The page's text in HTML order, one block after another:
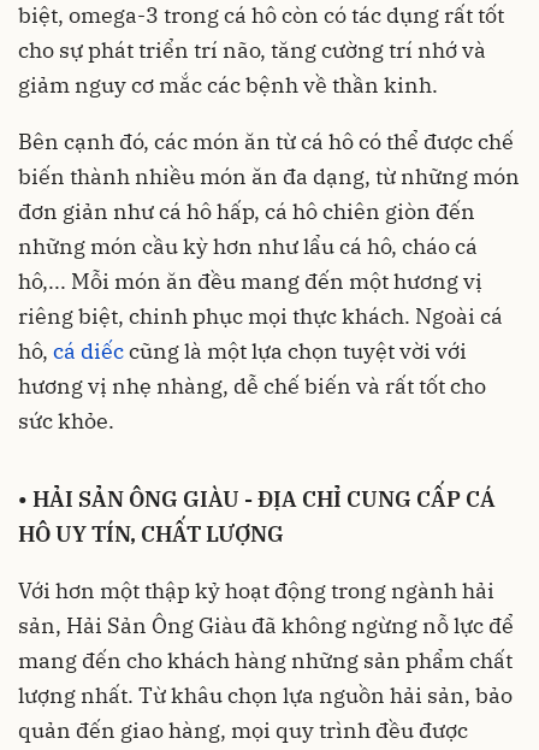
biệt, omega-3 trong cá hô còn có tác dụng rất tốt
cho sự phát triển trí não, tăng cường trí nhớ và
giảm nguy cơ mắc các bệnh về thần kinh.
Bên cạnh đó, các món ăn từ cá hô có thể được chế
biến thành nhiều món ăn đa dạng, từ những món
đơn giản như cá hô hấp, cá hô chiên giòn đến
những món cầu kỳ hơn như lẩu cá hô, cháo cá
hô,... Mỗi món ăn đều mang đến một hương vị
riêng biệt, chinh phục mọi thực khách. Ngoài cá
hô, cá diếccũng là một lựa chọn tuyệt vời với
hương vị nhẹ nhàng, dễ chế biến và rất tốt cho
sức khỏe.
• HẢI SẢN ÔNG GIÀU - ĐỊA CHỈ CUNG CẤP CÁ
HÔ UY TÍN, CHẤT LƯỢNG
Với hơn một thập kỷ hoạt động trong ngành hải
sản, Hải Sản Ông Giàu đã không ngừng nỗ lực để
mang đến cho khách hàng những sản phẩm chất
lượng nhất. Từ khâu chọn lựa nguồn hải sản, bảo
quản đến giao hàng, mọi quy trình đều được